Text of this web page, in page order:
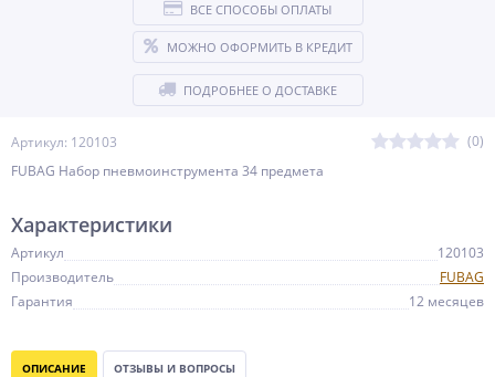
Артикул: 120103
(0)
FUBAG Набор пневмоинструмента 34 предмета
ВСЕ СПОСОБЫ ОПЛАТЫ
МОЖНО ОФОРМИТЬ В КРЕДИТ
ПОДРОБНЕЕ О ДОСТАВКЕ
Характеристики
Артикул
120103
Производитель
FUBAG
Гарантия
12 месяцев
ОПИСАНИЕ ОТЗЫВЫ И ВОПРОСЫ